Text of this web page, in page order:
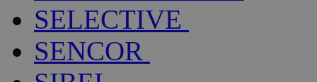
SELECTIVE
SENCOR